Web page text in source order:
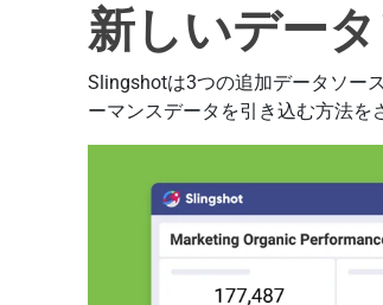
新しいデー
Slingshotは3つの追加データソー
ーマンスデータを引き込む方法を